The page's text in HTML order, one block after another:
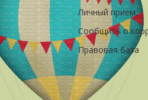
Личный прием
Сообщить о
Правовая база